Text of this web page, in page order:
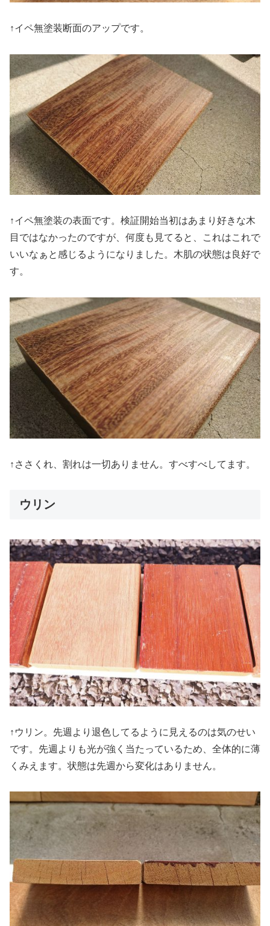
↑イペ無塗装断面のアップです。
↑イペ無塗装の表面です。検証開始当初はあまり好きな木
目ではなかったのですが、何度も見てると、これはこれで
いいなぁと感じるようになりました。木肌の状態は良好で
す。
↑ささくれ、割れは一切ありません。すべすべしてます。
ウリン
↑ウリン。先週より退色してるように見えるのは気のせい
です。先週よりも光が強く当たっているため、全体的に薄
くみえます。状態は先週から変化はありません。